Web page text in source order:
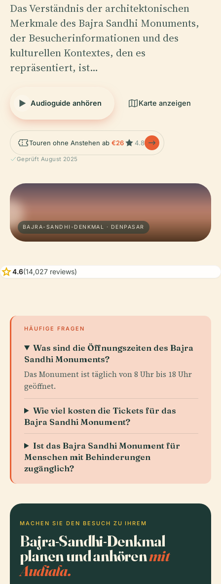
Das Verständnis der architektonischen
Merkmale des Bajra Sandhi Monuments,
der Besucherinformationen und des
kulturellen Kontextes, den es
repräsentiert, ist…
Audioguide anhören Karte anzeigen
Touren ohne Anstehen ab €26 4.8
Geprüft August 2025
BAJRA-SANDHI-DENKMAL · DENPASAR
star4.6(14,027 reviews)
HÄUFIGE FRAGEN
Was sind die Öffnungszeiten des Bajra
Sandhi Monuments?
Das Monument ist täglich von 8 Uhr bis 18 Uhr
geöffnet.
Wie viel kosten die Tickets für das
Bajra Sandhi Monument?
Ist das Bajra Sandhi Monument für
Menschen mit Behinderungen
zugänglich?
MACHEN SIE DEN BESUCH ZU IHREM
Bajra-Sandhi-Denkmal
planen und anhörenmit
Audiala.